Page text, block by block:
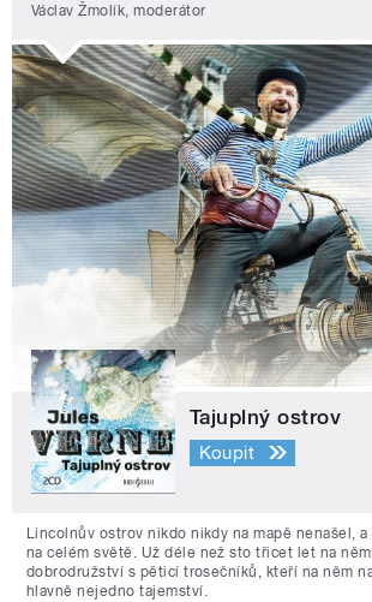
Václav Žmolík, moderátor
Tajuplný ostrov
Koupit
Lincolnův ostrov nikdo nikdy na mapě nenašel,
na celém světě. Už déle než sto třicet let na
dobrodružství s pěticí trosečníků, kteří na něm
hlavně nejedno tajemství.